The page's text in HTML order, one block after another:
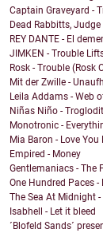
Captain Graveyard -
Dead Rabbitts, Judge
REY DANTE - El
JIMKEN - Trouble
Rosk - Trouble (Rosk
Mit der Zwille -
Leila Addams - Web
Niñas Niño -
Monotronic -
Mia Baron - Love You
Empired - Money
Gentlemaniacs - The
One Hundred Paces -
The Sea At Midnight
Isabhell - Let it bleed
´Blofeld Sands´